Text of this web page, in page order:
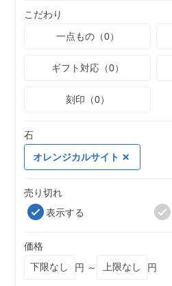
こだわり
一点もの（0）
ギフト対応（0）
刻印（0）
石
オレンジカルサイト
売り切れ
表示する
価格
円 ～
円